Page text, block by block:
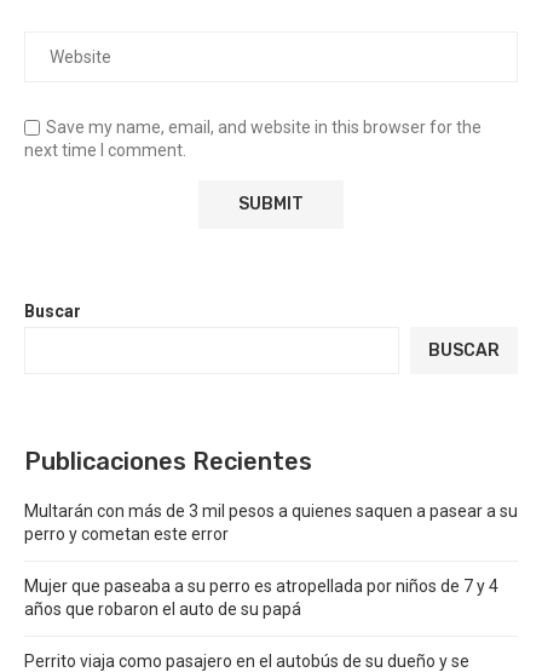
Save my name, email, and website in this browser for the
next time I comment.
Buscar
BUSCAR
Publicaciones Recientes
Multarán con más de 3 mil pesos a quienes saquen a pasear a su
perro y cometan este error
Mujer que paseaba a su perro es atropellada por niños de 7 y 4
años que robaron el auto de su papá
Perrito viaja como pasajero en el autobús de su dueño y se